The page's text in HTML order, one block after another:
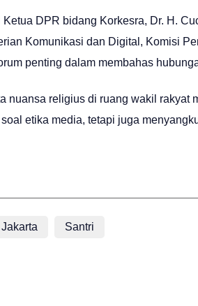
DPR bidang Korkesra, Dr. H.
Komunikasi dan Digital, Komisi
penting dalam membahas
nuansa religius di ruang wakil rakyat
etika media, tetapi juga
Jakarta Santri